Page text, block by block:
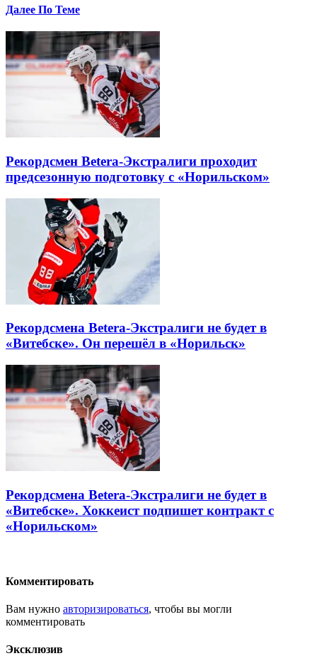
Далее По Теме
Рекордсмен Betera-Экстралиги проходит
предсезонную подготовку с «Норильском»
Рекордсмена Betera-Экстралиги не будет в
«Витебске». Он перешёл в «Норильск»
Рекордсмена Betera-Экстралиги не будет в
«Витебске». Хоккеист подпишет контракт с
«Норильском»
Комментировать
Вам нужно авторизироваться, чтобы вы могли
комментировать
Эксклюзив